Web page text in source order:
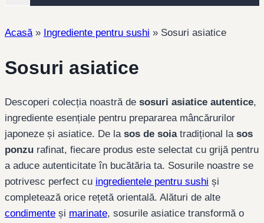
Acasă» Ingrediente pentru sushi » Sosuri asiatice
Sosuri asiatice
Descoperi colecția noastră de sosuri asiatice autentice,
ingrediente esențiale pentru prepararea mâncărurilor
japoneze și asiatice. De la sos de soiatradițional la sos
ponzu rafinat, fiecare produs este selectat cu grijă pentru
a aduce autenticitate în bucătăria ta. Sosurile noastre se
potrivesc perfect cu ingredientele pentru sushi și
completează orice rețetă orientală. Alături de alte
condimente și marinate, sosurile asiatice transformă o